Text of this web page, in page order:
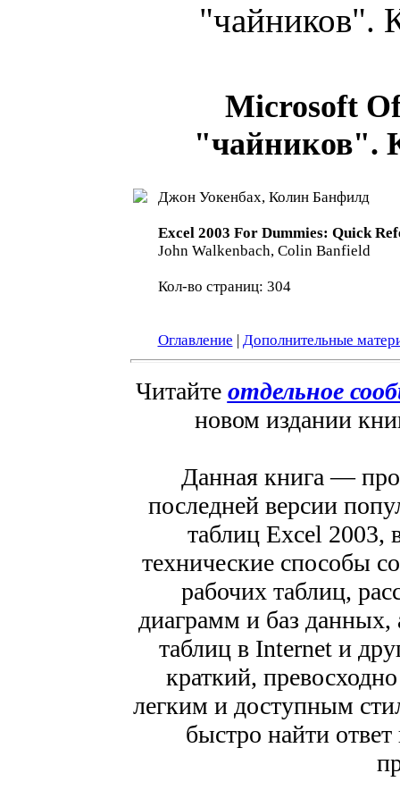
"чайников".
Microsoft
"чайников".
Джон Уокенбах, Колин Банфилд
Excel 2003 For Dummies: Quick
John Walkenbach, Colin Banfield
Кол-во страниц: 304
Оглавление | Дополнительные
Читайте отдельное
новом издании
Данная книга —
последней версии
таблиц Excel 2003,
технические способы
рабочих таблиц,
диаграмм и баз
таблиц в Internet и
краткий,
легким и доступным
быстро найти